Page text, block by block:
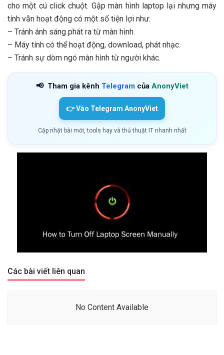
cho một cú click chuột. Gập màn hình laptop lại nhưng máy
tính vẫn hoạt động có một số tiện lợi như:
– Tránh ánh sáng phát ra từ màn hình.
– Máy tính có thể hoạt động, download, phát nhạc.
– Tránh sự dòm ngó màn hình từ người khác.
📢 Tham gia kênh Telegram của AnonyViet
👉 Vào Telegram AnonyViet
Cập nhật bài mới, tools hay và thủ thuật IT nhanh nhất
Các bài viết liên quan
No Content Available